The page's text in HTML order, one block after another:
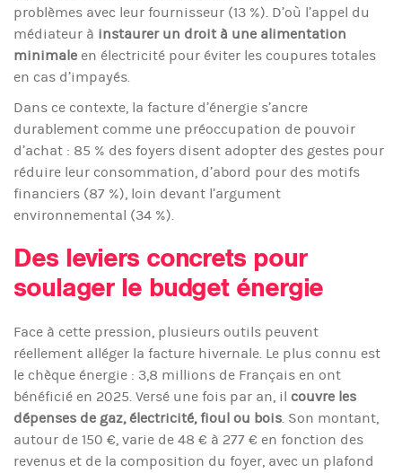
problèmes avec leur fournisseur (13 %). D’où l’appel du
médiateur à instaurer un droit à une alimentation
minimale en électricité pour éviter les coupures totales
en cas d’impayés.
Dans ce contexte, la facture d’énergie s’ancre
durablement comme une préoccupation de pouvoir
d’achat : 85 % des foyers disent adopter des gestes pour
réduire leur consommation, d’abord pour des motifs
financiers (87 %), loin devant l’argument
environnemental (34 %).
Des leviers concrets pour
soulager le budget énergie
Face à cette pression, plusieurs outils peuvent
réellement alléger la facture hivernale. Le plus connu est
le chèque énergie : 3,8 millions de Français en ont
bénéficié en 2025. Versé une fois par an, il couvre les
dépenses de gaz, électricité, fioul ou bois. Son montant,
autour de 150 €, varie de 48 € à 277 € en fonction des
revenus et de la composition du foyer, avec un plafond